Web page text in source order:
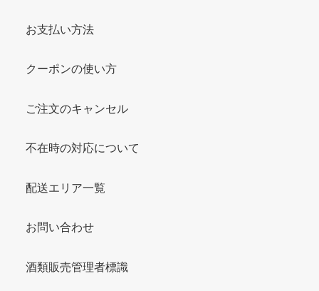
お支払い方法
クーポンの使い方
ご注文のキャンセル
不在時の対応について
配送エリア一覧
お問い合わせ
酒類販売管理者標識